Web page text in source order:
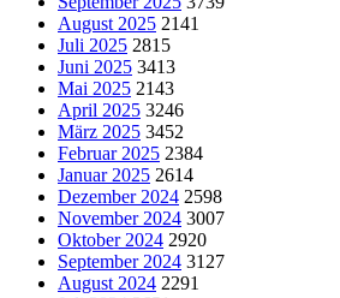
August 2025 2141
Juli 2025 2815
Juni 2025 3413
Mai 2025 2143
April 2025 3246
März 2025 3452
Februar 2025 2384
Januar 2025 2614
Dezember 2024 2598
November 2024 3007
Oktober 2024 2920
September 2024 3127
August 2024 2291